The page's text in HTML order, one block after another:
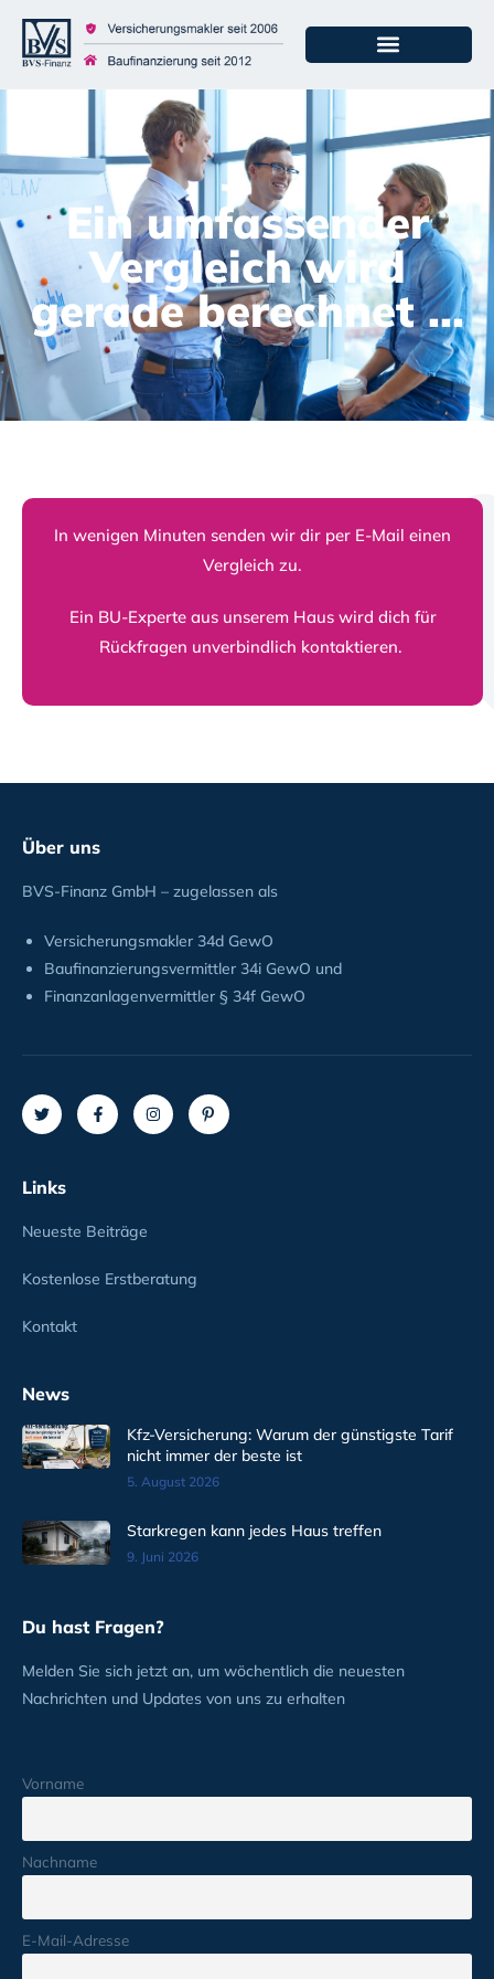
Ein umfassender
Vergleich wird
gerade berechnet ...
In wenigen Minuten senden wir dir per E-Mail einen
Vergleich zu.
Ein BU-Experte aus unserem Haus wird dich für
Rückfragen unverbindlich kontaktieren.
Über uns
BVS-Finanz GmbH – zugelassen als
Versicherungsmakler 34d GewO
Baufinanzierungsvermittler 34i GewO und
Finanzanlagenvermittler § 34f GewO
Links
Neueste Beiträge
Kostenlose Erstberatung
Kontakt
News
Kfz-Versicherung: Warum der günstigste Tarif
nicht immer der beste ist
5. August 2026
Starkregen kann jedes Haus treffen
9. Juni 2026
Du hast Fragen?
Melden Sie sich jetzt an, um wöchentlich die neuesten
Nachrichten und Updates von uns zu erhalten
Vorname
Nachname
E-Mail-Adresse